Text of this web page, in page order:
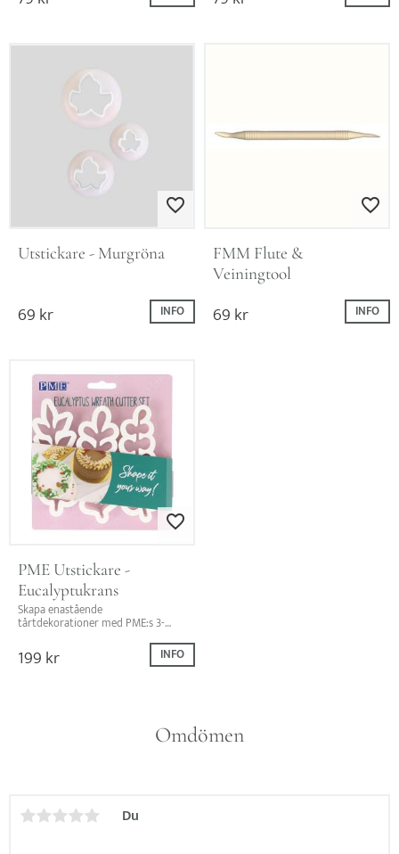
Omdömen
Du
Lägg till i favoriter
Utstickare - Murgröna
69kr INFO
Lägg till i
FMM Flute &
Veiningtool
69kr INFO
Lägg till i favoriter
PME Utstickare -
Eucalyptukrans
Skapa enastående
tårtdekorationer med PME:s 3-
Perfekt för att designa vackra
kransar och lövverk till dina
199kr INFO